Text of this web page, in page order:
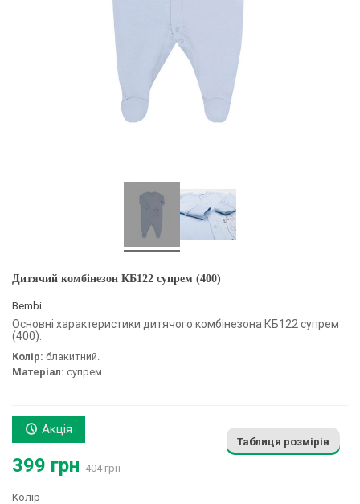
Дитячий комбінезон КБ122 супрем (400)
Bembi
Основні характеристики дитячого комбінезона КБ122 супрем
(400):
Колір: блакитний.
Матеріал: супрем.
Акція
399 грн 404 грн
Таблиця розмірів
Колір